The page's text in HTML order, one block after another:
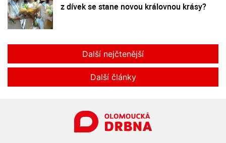
z dívek se stane novou královnou krásy?
Další nejčtenější
Další články